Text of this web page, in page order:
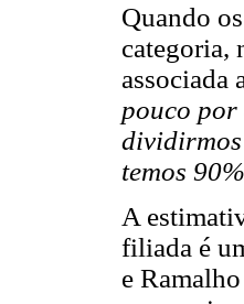
Quando
categoria,
associada
pouco por
dividirmos
temos
A
filiada é
e